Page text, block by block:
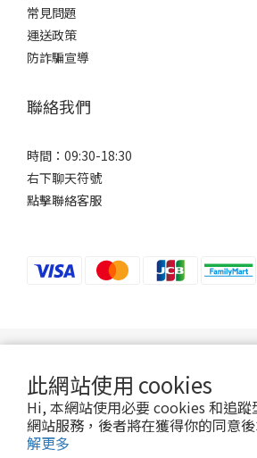
此網站使用 cookies
Hi, 本網站使用必要 cookies 和追
網站服務，後者將在獲得你的同意
解更多
常見問題
運送政策
防詐騙宣導
聯絡我們
時間：09:30-18:30
右下聊天符號
點擊聯絡客服
2024 ©Ani-Mall